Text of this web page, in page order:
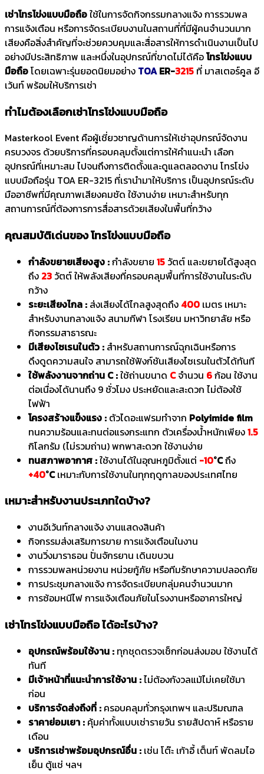
เช่าโทรโข่งแบบมือถือใช้ในการจัดกิจกรรมกลางแจ้ง การรวมพล
การแจ้งเตือน หรือการจัดระเบียบงานในสถานที่ที่มีผู้คนจำนวนมาก
เสียงคือสิ่งสำคัญที่จะช่วยควบคุมและสื่อสารให้การดำเนินงานเป็นไป
อย่างมีประสิทธิภาพ และหนึ่งในอุปกรณ์ที่ขาดไม่ได้คือโทรโข่งแบบ
มือถือโดยเฉพาะรุ่นยอดนิยมอย่าง TOAER-3215 ที่ มาสเตอร์คูล อี
เว้นท์ พร้อมให้บริการเช่า
ทำไมต้องเลือกเช่าโทรโข่งแบบมือถือ
Masterkool Event คือผู้เชี่ยวชาญด้านการให้เช่าอุปกรณ์จัดงาน
ครบวงจร ด้วยบริการที่ครอบคลุมตั้งแต่การให้คำแนะนำ เลือก
อุปกรณ์ที่เหมาะสม ไปจนถึงการติดตั้งและดูแลตลอดงาน โทรโข่ง
แบบมือถือรุ่น TOA ER-3215 ที่เรานำมาให้บริการ เป็นอุปกรณ์ระดับ
มืออาชีพที่มีคุณภาพเสียงคมชัด ใช้งานง่าย เหมาะสำหรับทุก
สถานการณ์ที่ต้องการการสื่อสารด้วยเสียงในพื้นที่กว้าง
คุณสมบัติเด่นของ โทรโข่งแบบมือถือ
กำลังขยายเสียงสูง :กำลังขยาย 15 วัตต์ และขยายได้สูงสุด
ถึง 23 วัตต์ ให้พลังเสียงที่ครอบคลุมพื้นที่การใช้งานในระดับ
กว้าง
ระยะเสียงไกล : ส่งเสียงได้ไกลสูงสุดถึง 400 เมตร เหมาะ
สำหรับงานกลางแจ้ง สนามกีฬา โรงเรียน มหาวิทยาลัย หรือ
กิจกรรมสาธารณะ
มีเสียงไซเรนในตัว : สำหรับสถานการณ์ฉุกเฉินหรือการ
ดึงดูดความสนใจ สามารถใช้ฟังก์ชันเสียงไซเรนในตัวได้ทันที
ใช้พลังงานจากถ่าน C :ใช้ถ่านขนาด Cจำนวน 6ก้อน ใช้งาน
ต่อเนื่องได้นานถึง 9 ชั่วโมง ประหยัดและสะดวก ไม่ต้องใช้
ไฟฟ้า
โครงสร้างแข็งแรง : ตัวไดอะแฟรมทำจาก Polyimide film
ทนความร้อนและทนต่อแรงกระแทก ตัวเครื่องน้ำหนักเพียง1.5
กิโลกรัม (ไม่รวมถ่าน) พกพาสะดวก ใช้งานง่าย
ทนสภาพอากาศ :ใช้งานได้ในอุณหภูมิตั้งแต่ -10°Cถึง
+40°Cเหมาะกับการใช้งานในทุกฤดูกาลของประเทศไทย
เหมาะสำหรับงานประเภทใดบ้าง?
งานอีเว้นท์กลางแจ้ง งานแสดงสินค้า
กิจกรรมส่งเสริมการขาย การแจ้งเตือนในงาน
งานวิ่งมาราธอน ปั่นจักรยาน เดินขบวน
การรวมพลหน่วยงาน หน่วยกู้ภัย หรือทีมรักษาความปลอดภัย
การประชุมกลางแจ้ง การจัดระเบียบกลุ่มคนจำนวนมาก
การซ้อมหนีไฟ การแจ้งเตือนภัยในโรงงานหรืออาคารใหญ่
เช่าโทรโข่งแบบมือถือ ได้อะไรบ้าง?
อุปกรณ์พร้อมใช้งาน : ทุกชุดตรวจเช็กก่อนส่งมอบ ใช้งานได้
ทันที
มีเจ้าหน้าที่แนะนำการใช้งาน :ไม่ต้องกังวลแม้ไม่เคยใช้มา
ก่อน
บริการจัดส่งถึงที่ : ครอบคลุมทั่วกรุงเทพฯ และปริมณฑล
ราคาย่อมเยา : คุ้มค่าทั้งแบบเช่ารายวัน รายสัปดาห์ หรือราย
เดือน
บริการเช่าพร้อมอุปกรณ์อื่น : เช่น โต๊ะ เก้าอี้ เต็นท์ พัดลมไอ
เย็น ตู้แช่ ฯลฯ